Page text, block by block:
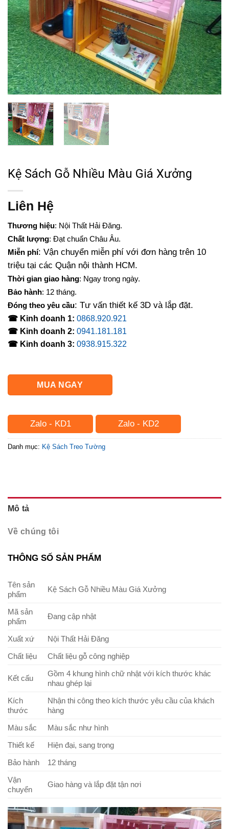
Kệ Sách Gỗ Nhiều Màu Giá Xưởng
Liên Hệ
Thương hiệu: Nội Thất Hải Đăng.
Chất lượng: Đạt chuẩn Châu Âu.
Miễn phí: Vận chuyển miễn phí với đơn hàng trên 10
triệu tại các Quận nội thành HCM.
Thời gian giao hàng: Ngay trong ngày.
Bảo hành: 12 tháng.
Đóng theo yêu cầu: Tư vấn thiết kế 3D và lắp đặt.
☎ Kinh doanh 1: 0868.920.921
☎ Kinh doanh 2: 0941.181.181
☎ Kinh doanh 3: 0938.915.322
MUA NGAY
Zalo - KD1 Zalo - KD2
Danh mục: Kệ Sách Treo Tường
Mô tả
Về chúng tôi
THÔNG SỐ SẢN PHẨM
Tên sản
phẩm
Kệ Sách Gỗ Nhiều Màu Giá Xưởng
Mã sản
phẩm
Đang cập nhật
Xuất xứ
Nội Thất Hải Đăng
Chất liệu
Chất liệu gỗ công nghiệp
Kết cấu
Gồm 4 khung hình chữ nhật với kích thước khác
nhau ghép lại
Kích
thước
Nhận thi công theo kích thước yêu cầu của khách
hàng
Màu sắc
Màu sắc như hình
Thiết kế
Hiện đại, sang trọng
Bảo hành
12 tháng
Vận
chuyển
Giao hàng và lắp đặt tận nơi